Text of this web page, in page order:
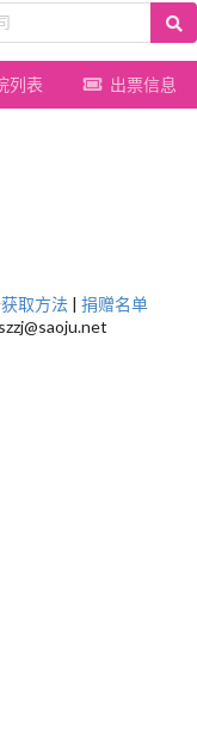
列表 出票信息
取方法 | 捐赠名单